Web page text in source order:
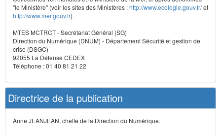
"le Ministère" (voir les sites des Ministères :http://www.ecologie.gouv.fr/et
http://www.mer.gouv.fr).
MTES MCTRCT - Secrétariat Général (SG)
Direction du Numérique (DNUM) - Département Sécurité et gestion de
crise (DSGC)
92055 La Défense CEDEX
Téléphone : 01 40 81 21 22
Directrice de la publication
Anne JEANJEAN, cheffe de la Direction du Numérique.